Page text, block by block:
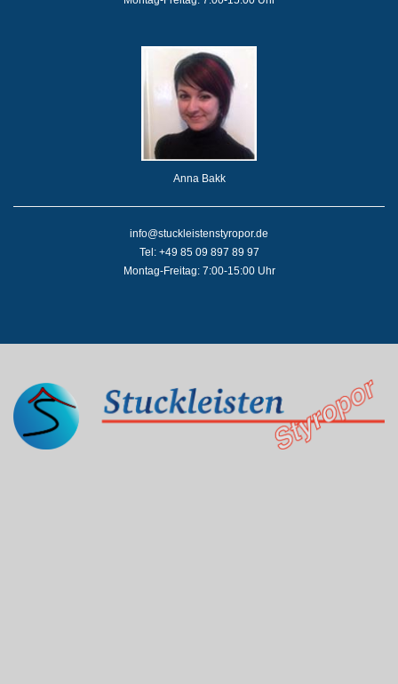
Anna Bakk
info@stuckleistenstyropor.de
Tel: +49 85 09 897 89 97
Montag-Freitag: 7:00-15:00 Uhr